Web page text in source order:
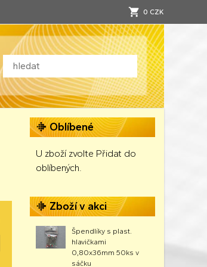
0 CZK
Oblíbené
U zboží zvolte Přidat do
oblíbených.
Zboží v akci
Špendlíky s plast.
hlavičkami
0,80x36mm 50ks v
sáčku